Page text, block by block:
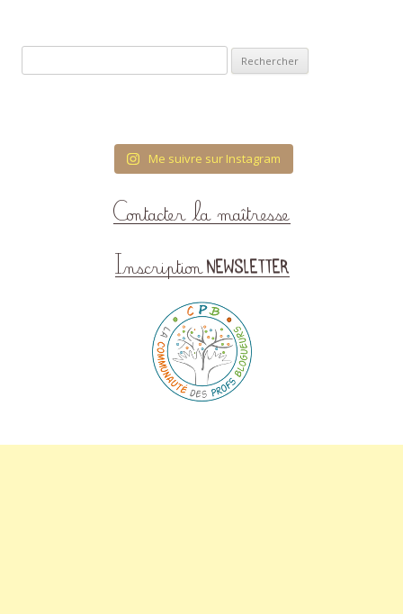
Me suivre sur Instagram